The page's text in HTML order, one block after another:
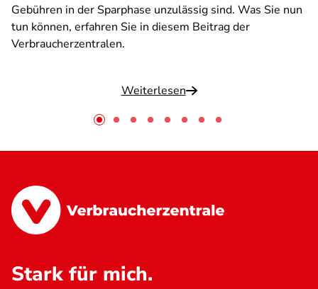
Gebühren in der Sparphase unzulässig sind. Was Sie nun
tun können, erfahren Sie in diesem Beitrag der
Verbraucherzentralen.
Weiterlesen
Stark für mich.